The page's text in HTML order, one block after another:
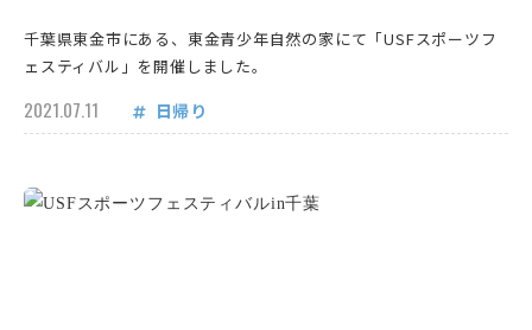
千葉県東金市にある、東金青少年自然の家にて「USFスポーツフ
ェスティバル」を開催しました。
2021.07.11 日帰り